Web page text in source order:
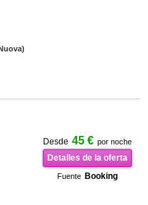
Desde 45 € por noche
Detalles de la oferta
Fuente Booking